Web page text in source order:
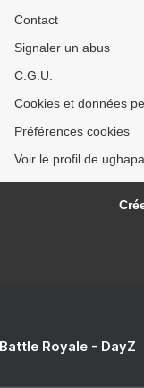
Contact
Signaler un abus
C.G.U.
Cookies et données
Préférences cookies
Voir le profil de
Royale - DayZ